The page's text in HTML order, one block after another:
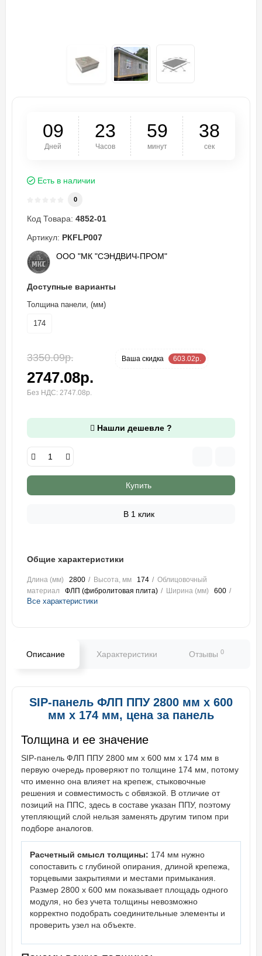
09
Дней
23
Часов
59
минут
37
сек
Есть в наличии
0
Код Товара: 4852-01
Артикул: PКFLP007
ООО "МК "СЭНДВИЧ-ПРОМ"
Доступные варианты
Толщина панели, (мм)
174
3350.09р. Ваша cкидка 603.02р.
2747.08р.
Без НДС: 2747.08р.
Нашли дешевле ?
Купить
В 1 клик
Общие характеристики
Длина (мм) 2800 Высота, мм 174
Облицовочный
материал
ФЛП (фибролитовая плита) Ширина (мм) 600
Все характеристики
Описание Характеристики Отзывы 0
SIP-панель ФЛП ППУ 2800 мм х 600
мм х 174 мм, цена за панель
Толщина и ее значение
SIP-панель ФЛП ППУ 2800 мм х 600 мм х 174 мм в
первую очередь проверяют по толщине 174 мм, потому
что именно она влияет на крепеж, стыковочные
решения и совместимость с обвязкой. В отличие от
позиций на ППС, здесь в составе указан ППУ, поэтому
утепляющий слой нельзя заменять другим типом при
подборе аналогов.
Расчетный смысл толщины: 174 мм нужно
сопоставить с глубиной опирания, длиной крепежа,
торцевыми закрытиями и местами примыкания.
Размер 2800 х 600 мм показывает площадь одного
модуля, но без учета толщины невозможно
корректно подобрать соединительные элементы и
проверить узел на объекте.